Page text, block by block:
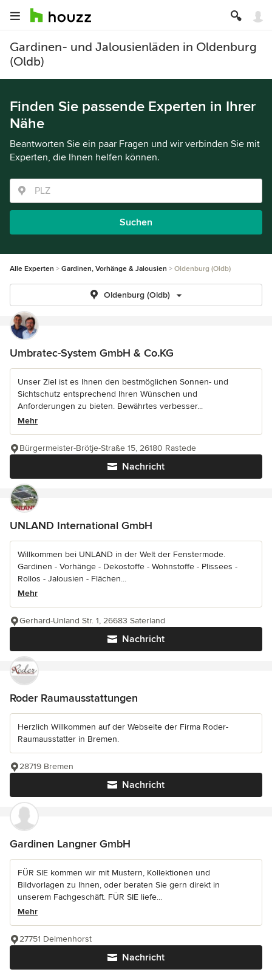
Gardinen- und Jalousienläden in Oldenburg
(Oldb)
Finden Sie passende Experten in Ihrer
Nähe
Beantworten Sie ein paar Fragen und wir verbinden Sie mit
Experten, die Ihnen helfen können.
Suchen
Alle Experten Gardinen, Vorhänge & Jalousien Oldenburg (Oldb)
Oldenburg (Oldb)
Umbratec-System GmbH & Co.KG
Unser Ziel ist es Ihnen den bestmöglichen Sonnen- und
Sichtschutz entsprechend Ihren Wünschen und
Anforderungen zu bieten. Bewährtes verbesser...
Mehr
Nachricht
Bürgermeister-Brötje-Straße 15, 26180 Rastede
UNLAND International GmbH
Willkommen bei UNLAND in der Welt der Fenstermode.
Gardinen - Vorhänge - Dekostoffe - Wohnstoffe - Plissees -
Rollos - Jalousien - Flächen...
Mehr
Nachricht
Gerhard-Unland Str. 1, 26683 Saterland
Roder Raumausstattungen
Herzlich Willkommen auf der Webseite der Firma Roder-
Raumausstatter in Bremen.
Nachricht
28719 Bremen
Gardinen Langner GmbH
FÜR SIE kommen wir mit Mustern, Kollektionen und
Bildvorlagen zu Ihnen, oder beraten Sie gern direkt in
unserem Fachgeschäft. FÜR SIE liefe...
Mehr
Nachricht
27751 Delmenhorst